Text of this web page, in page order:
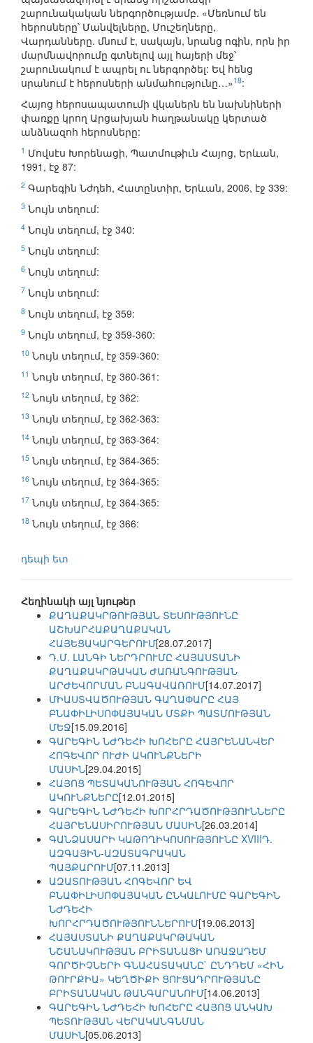
շարունակական ներգործությամբ. «Մեռնում են
հերոսները՝ Մանվելները, Մուշեղները,
Վարդանները. մնում է, սակայն, նրանց ոգին, որն իր
մարմնավորումը գտնելով այլ հայերի մեջ՝
շարունակում է ապրել ու ներգործել: Եվ հենց
սրանում է հերոսների անմահությունը…»18:
Հայոց հերոսապատումի վկաներն են նախնիների
փառքը կրող Արցախյան հաղթանակը կերտած
անձնազոհ հերոսները:
1 Մովսէս Խորենացի, Պատմութիւն Հայոց, Երևան,
1991, էջ 87:
2 Գարեգին Նժդեհ, Հատընտիր, Երևան, 2006, էջ 339:
3 Նույն տեղում:
4 Նույն տեղում, էջ 340:
5 Նույն տեղում:
6 Նույն տեղում:
7 Նույն տեղում:
8 Նույն տեղում, էջ 359:
9 Նույն տեղում, էջ 359-360:
10 Նույն տեղում, էջ 359-360:
11 Նույն տեղում, էջ 360-361:
12 Նույն տեղում, էջ 362:
13 Նույն տեղում, էջ 362-363:
14 Նույն տեղում, էջ 363-364:
15 Նույն տեղում, էջ 364-365:
16 Նույն տեղում, էջ 364-365:
17 Նույն տեղում, էջ 364-365:
18 Նույն տեղում, էջ 366:
դեպի ետ
Հեղինակի այլ նյութեր
ՔԱՂԱՔԱԿՐԹՈՒԹՅԱՆ ՏԵՍՈՒԹՅՈՒՆԸ
ԱՇԽԱՐՀԱՔԱՂԱՔԱԿԱՆ
ՀԱՅԵՑԱԿԱՐԳԵՐՈՒՄ[28.07.2017]
Դ.Մ. ԼԱՆԳԻ ՆԵՐԴՐՈՒՄԸ ՀԱՅԱՍՏԱՆԻ
ՔԱՂԱՔԱԿՐԹԱԿԱՆ ԺԱՌԱՆԳՈՒԹՅԱՆ
ԱՐԺԵՎՈՐՄԱՆ ԲՆԱԳԱՎԱՌՈՒՄ[14.07.2017]
ՄԻԱՍՏՎԱԾՈՒԹՅԱՆ ԳԱՂԱՓԱՐԸ ՀԱՅ
ԲՆԱՓԻԼԻՍՈՓԱՅԱԿԱՆ ՄՏՔԻ ՊԱՏՄՈՒԹՅԱՆ
ՄԵՋ[15.09.2016]
ԳԱՐԵԳԻՆ ՆԺԴԵՀԻ ԽՈՀԵՐԸ ՀԱՅՐԵՆԱՆՎԵՐ
ՀՈԳԵՎՈՐ ՈՒԺԻ ԱԿՈՒՆՔՆԵՐԻ
ՄԱՍԻՆ[29.04.2015]
ՀԱՅՈՑ ՊԵՏԱԿԱՆՈՒԹՅԱՆ ՀՈԳԵՎՈՐ
ԱԿՈՒՆՔՆԵՐԸ[12.01.2015]
ԳԱՐԵԳԻՆ ՆԺԴԵՀԻ ԽՈՐՀՐԴԱԾՈՒԹՅՈՒՆՆԵՐԸ
ՀԱՅՐԵՆԱՍԻՐՈՒԹՅԱՆ ՄԱՍԻՆ[26.03.2014]
ԳԱՆՁԱՍԱՐԻ ԿԱԹՈՂԻԿՈՍՈՒԹՅՈՒՆԸ XVIIIԴ.
ԱԶԳԱՅԻՆ-ԱԶԱՏԱԳՐԱԿԱՆ
ՊԱՅՔԱՐՈՒՄ[07.11.2013]
ԱԶԱՏՈՒԹՅԱՆ ՀՈԳԵՎՈՐ ԵՎ
ԲՆԱՓԻԼԻՍՈՓԱՅԱԿԱՆ ԸՆԿԱԼՈՒՄԸ ԳԱՐԵԳԻՆ
ՆԺԴԵՀԻ
ԽՈՐՀՐԴԱԾՈՒԹՅՈՒՆՆԵՐՈՒՄ[19.06.2013]
ՀԱՅԱՍՏԱՆԻ ՔԱՂԱՔԱԿՐԹԱԿԱՆ
ՆՇԱՆԱԿՈՒԹՅԱՆ ԲՐԻՏԱՆԱՑԻ ԱՌԱՋԱԴԵՄ
ԳՈՐԾԻՉՆԵՐԻ ԳՆԱՀԱՏԱԿԱՆԸ` ԸՆԴԴԵՄ «ՀԻՆ
ԹՈՒՐՔԻԱ» ԿԵՂԾԻՔԻ ՑՈՒՑԱԴՐՈՒԹՅԱՆԸ
ԲՐԻՏԱՆԱԿԱՆ ԹԱՆԳԱՐԱՆՈՒՄ[14.06.2013]
ԳԱՐԵԳԻՆ ՆԺԴԵՀԻ ԽՈՀԵՐԸ ՀԱՅՈՑ ԱՆԿԱԽ
ՊԵՏՈՒԹՅԱՆ ՎԵՐԱԿԱՆԳՆՄԱՆ
ՄԱՍԻՆ[05.06.2013]